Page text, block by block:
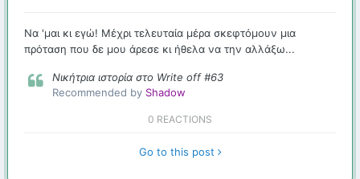
Να 'μαι κι εγώ! Μέχρι τελευταία μέρα σκεφτόμουν μια
πρόταση που δε μου άρεσε κι ήθελα να την αλλάξω...
Νικήτρια ιστορία στο Write off #63
Recommended by Shadow
0 REACTIONS
Go to this post